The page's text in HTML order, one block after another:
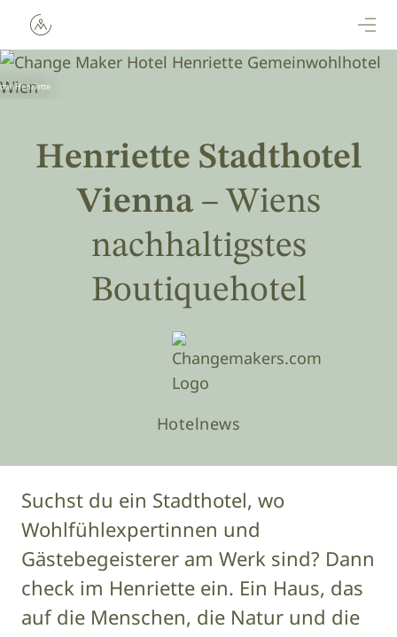
Henriette
Henriette Stadthotel
Vienna – Wiens
nachhaltigstes
Boutiquehotel
Hotelnews
Suchst du ein Stadthotel, wo
Wohlfühlexpertinnen und
Gästebegeisterer am Werk sind? Dann
check im Henriette ein. Ein Haus, das
auf die Menschen, die Natur und die